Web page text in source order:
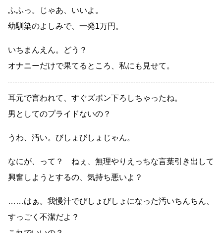
ふふっ。じゃあ、いいよ。
幼馴染のよしみで、一発1万円。
いちまんえん。どう？
オナニーだけで果てるところ、私にも見せて。
耳元で言われて、すぐズボン下ろしちゃったね。
男としてのプライドないの？
うわ、汚い。びしょびしょじゃん。
なにが、って？ ねぇ、無理やりえっちな言葉引き出して
興奮しようとするの、気持ち悪いよ？
……はぁ。我慢汁でびしょびしょになった汚いちんちん、
すっごく不潔だよ？